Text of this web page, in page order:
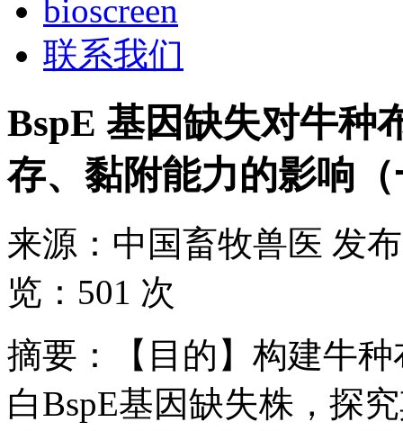
bioscreen
联系我们
BspE 基因缺失对牛种
存、黏附能力的影响
来源： 中国畜牧兽医 发
览： 501 次
摘要：【目的】构建牛
白BspE基因缺失株，探